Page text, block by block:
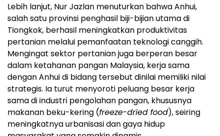
Lebih lanjut, Nur Jazlan menuturkan bahwa Anhui,
salah satu provinsi penghasil biji-bijian utama di
Tiongkok, berhasil meningkatkan produktivitas
pertanian melalui pemanfaatan teknologi canggih.
Mengingat sektor pertanian juga berperan besar
dalam ketahanan pangan Malaysia, kerja sama
dengan Anhui di bidang tersebut dinilai memiliki nilai
strategis. Ia turut menyoroti peluang besar kerja
sama di industri pengolahan pangan, khususnya
makanan beku-kering (freeze-dried food), seiring
meningkatnya urbanisasi dan gaya hidup